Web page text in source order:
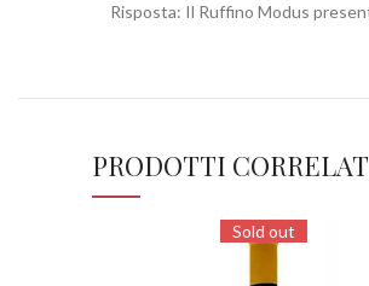
Risposta: Il Ruffino Modus
PRODOTTI
Sold out